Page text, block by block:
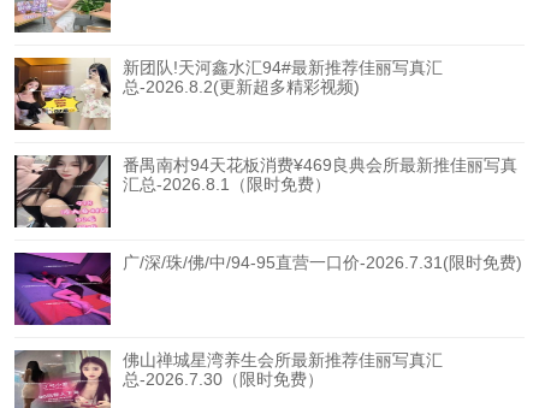
新团队!天河鑫水汇94#最新推荐佳丽写真汇
总-2026.8.2(更新超多精彩视频)
番禺南村94天花板消费¥469良典会所最新推佳丽写真
汇总-2026.8.1（限时免费）
广/深/珠/佛/中/94-95直营一口价-2026.7.31(限时免费)
佛山禅城星湾养生会所最新推荐佳丽写真汇
总-2026.7.30（限时免费）